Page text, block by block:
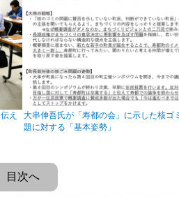
え
大串伸吾氏が「寿都の会」に示した核ゴ
題に対する「基本姿勢」
目次へ